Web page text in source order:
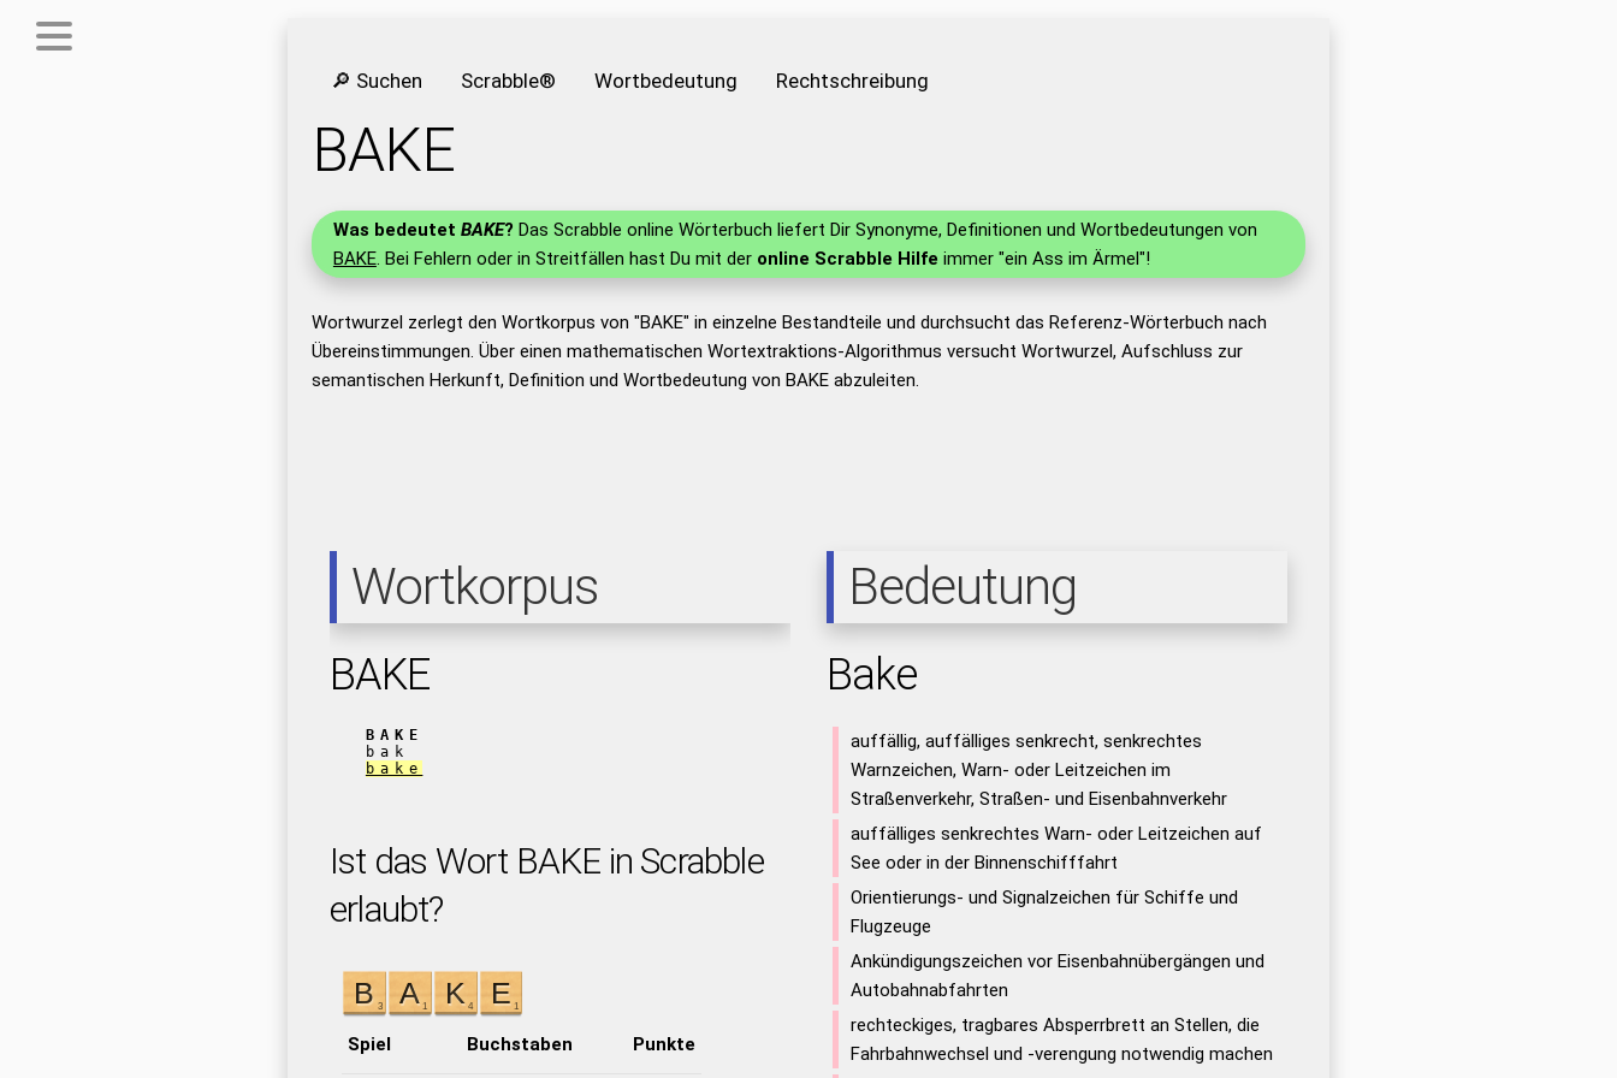
🔎 Suchen Scrabble® Wortbedeutung Rechtschreibung
BAKE
Was bedeutet BAKE? Das Scrabble online Wörterbuch liefert Dir Synonyme, Definitionen und Wortbedeutungen von
BAKE. Bei Fehlern oder in Streitfällen hast Du mit der online Scrabble Hilfe immer "ein Ass im Ärmel"!
Wortwurzel zerlegt den Wortkorpus von "BAKE" in einzelne Bestandteile und durchsucht das Referenz-Wörterbuch nach
Übereinstimmungen. Über einen mathematischen Wortextraktions-Algorithmus versucht Wortwurzel, Aufschluss zur
semantischen Herkunft, Definition und Wortbedeutung von BAKE abzuleiten.
Wortkorpus
BAKE
BAKE
bak
bake
Ist das Wort BAKE in Scrabble
erlaubt?
Spiel Buchstaben Punkte
Bedeutung
Bake
auffällig, auffälliges senkrecht, senkrechtes
Warnzeichen, Warn- oder Leitzeichen im
Straßenverkehr, Straßen- und Eisenbahnverkehr
auffälliges senkrechtes Warn- oder Leitzeichen auf
See oder in der Binnenschifffahrt
Orientierungs- und Signalzeichen für Schiffe und
Flugzeuge
Ankündigungszeichen vor Eisenbahnübergängen und
Autobahnabfahrten
rechteckiges, tragbares Absperrbrett an Stellen, die
Fahrbahnwechsel und -verengung notwendig machen